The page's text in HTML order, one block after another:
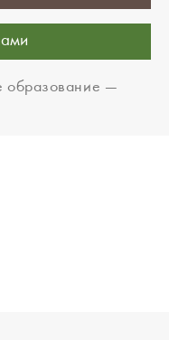
образование —